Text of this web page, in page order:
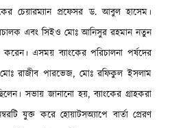
চেয়ারম্যান প্রফেসর ড. আবুল হাসেম।
এবং সিইও মোঃ আনিসুর রহমান নতুন
করেন। এসময় ব্যাংকের পরিচালনা পর্ষদের
রাজীব পারভেজ, মোঃ রফিকুল ইসলাম
সভায় জানানো হয়, ব্যাংকের গ্রাহকরা
যুক্ত করে হোয়াটসঅ্যাপে বার্তা প্রেরণ